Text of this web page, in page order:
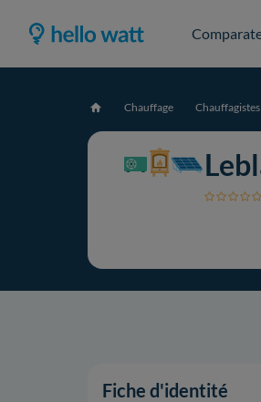
Accueil Chauffage
Fiche d'identité